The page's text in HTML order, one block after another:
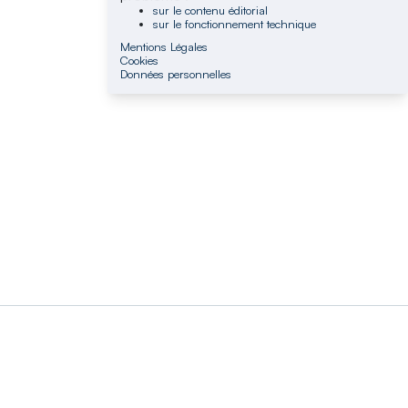
sur le contenu éditorial
sur le fonctionnement technique
Mentions Légales
Cookies
Données personnelles